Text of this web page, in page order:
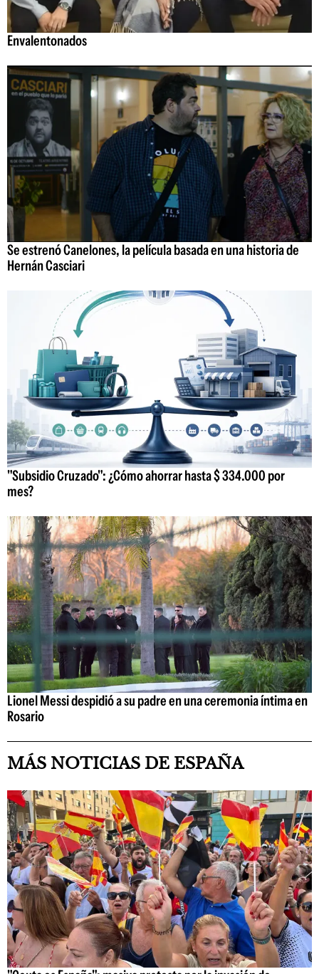
Envalentonados
Se estrenó Canelones, la película basada en una historia de
Hernán Casciari
"Subsidio Cruzado": ¿Cómo ahorrar hasta $ 334.000 por
mes?
Lionel Messi despidió a su padre en una ceremonia íntima en
Rosario
MÁS NOTICIAS DE ESPAÑA